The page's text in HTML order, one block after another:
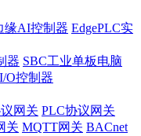
缘AI控制器 EdgePLC实
器 SBC工业单板电脑
O控制器
网关 PLC协议网关
关 MQTT网关 BACnet